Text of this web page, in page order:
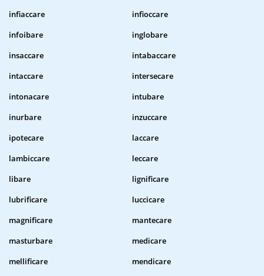
infiaccare
infioccare
infoibare
inglobare
insaccare
intabaccare
intaccare
intersecare
intonacare
intubare
inurbare
inzuccare
ipotecare
laccare
lambiccare
leccare
libare
lignificare
lubrificare
luccicare
magnificare
mantecare
masturbare
medicare
mellificare
mendicare